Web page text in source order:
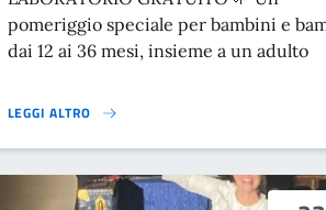
pomeriggio speciale per bambini e
dai 12 ai 36 mesi, insieme a un adulto
LEGGI ALTRO
LABORATORIO GRATUITO “ESPLORIAMO CON LA